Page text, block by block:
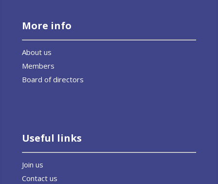
More info
About us
Members
Board of directors
Useful links
Join us
Contact us